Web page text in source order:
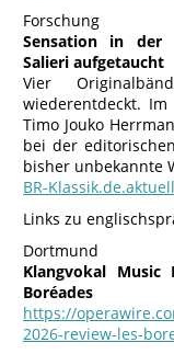
Forschung
Sensation in der
Salieri aufgetaucht
Vier
wiederentdeckt.
Timo Jouko
bei der
bisher unbekannte
BR-
Links zu
Dortmund
Klangvokal Music
Boréades
https://
2026-review-les-